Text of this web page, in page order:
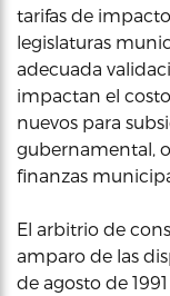
tarifas de
legislaturas
adecuada
impactan el
nuevos para
gubernamental,
finanzas
El arbitrio de
amparo de las
de agosto de